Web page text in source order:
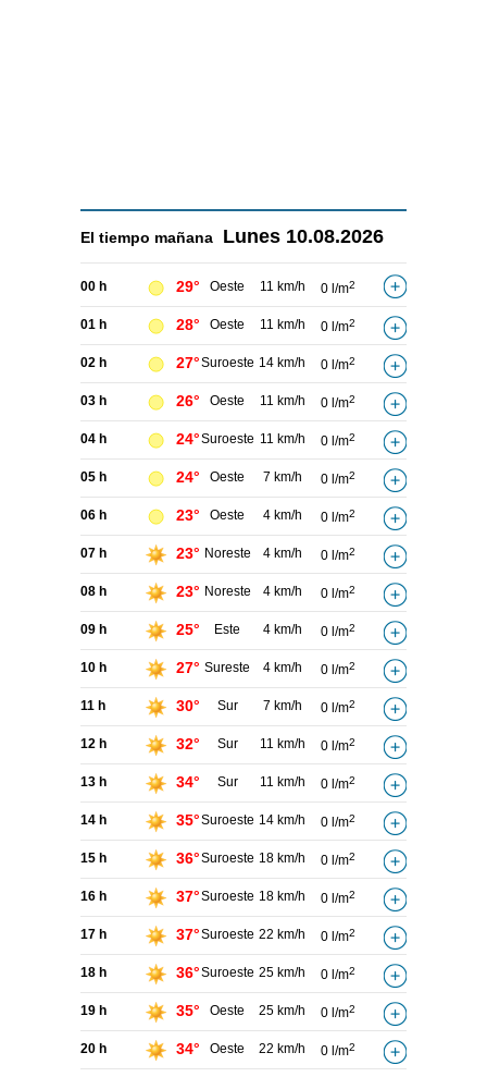
El tiempo mañana Lunes 10.08.2026
00 h 29° Oeste 11 km/h 0 l/m2
01 h 28° Oeste 11 km/h 0 l/m2
02 h 27°Suroeste 14 km/h 0 l/m2
03 h 26° Oeste 11 km/h 0 l/m2
04 h 24°Suroeste 11 km/h 0 l/m2
05 h 24° Oeste 7 km/h 0 l/m2
06 h 23° Oeste 4 km/h 0 l/m2
07 h 23° Noreste 4 km/h 0 l/m2
08 h 23° Noreste 4 km/h 0 l/m2
09 h 25° Este 4 km/h 0 l/m2
10 h 27° Sureste 4 km/h 0 l/m2
11 h 30° Sur 7 km/h 0 l/m2
12 h 32° Sur 11 km/h 0 l/m2
13 h 34° Sur 11 km/h 0 l/m2
14 h 35°Suroeste 14 km/h 0 l/m2
15 h 36°Suroeste 18 km/h 0 l/m2
16 h 37°Suroeste 18 km/h 0 l/m2
17 h 37°Suroeste 22 km/h 0 l/m2
18 h 36°Suroeste 25 km/h 0 l/m2
19 h 35° Oeste 25 km/h 0 l/m2
20 h 34° Oeste 22 km/h 0 l/m2